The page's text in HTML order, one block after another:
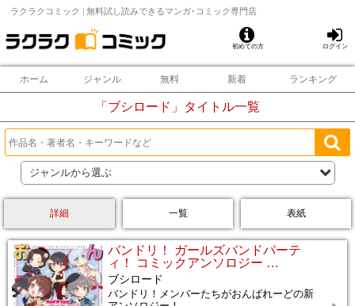
ラクラクコミック | 無料試し読みできるマンガ･コミック専門店
初めての方 ログイン
ホーム ジャンル 無料 新着 ランキング
「 ブシロード 」タイトル一覧
ジャンルから選ぶ
詳細 一覧 表紙
バンドリ！ ガールズバンドパーテ
ィ！ コミックアンソロジー …
ブシロード
バンドリ！メンバーたちがおんぱれーどの新